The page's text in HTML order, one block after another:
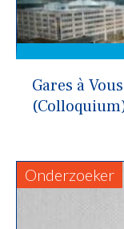
Gares à
Onderzoeker